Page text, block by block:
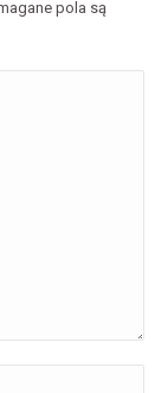
pola są